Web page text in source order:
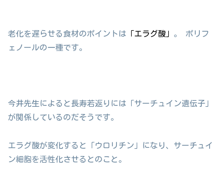
老化を遅らせる食材のポイントは 「エラグ酸」 。 ポリフ
ェノールの一種です。
今井先生によると長寿若返りには「サーチュイン遺伝子」
が関係しているのだそうです。
エラグ酸が変化すると「ウロリチン」になり、サーチュイ
ン細胞を活性化させるとのこと。